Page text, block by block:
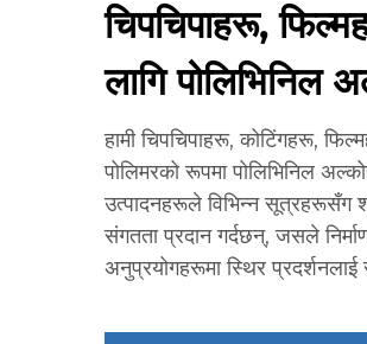
चिपचिपाहरू,
लागि पोलिभिनिल
हामी चिपचिपाहरू, कोटिंगहरू,
पोलिमरको रूपमा पोलिभिनिल
उत्पादनहरूले विभिन्न सूत्रहरूसँग
संगतता प्रदान गर्दछन्, जसले
अनुप्रयोगहरूमा स्थिर प्रदर्शनलाई